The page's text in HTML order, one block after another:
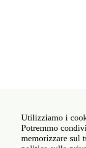
media
Roma: Via
New York: 535
Utilizziamo i
Potremmo
memorizzare sul